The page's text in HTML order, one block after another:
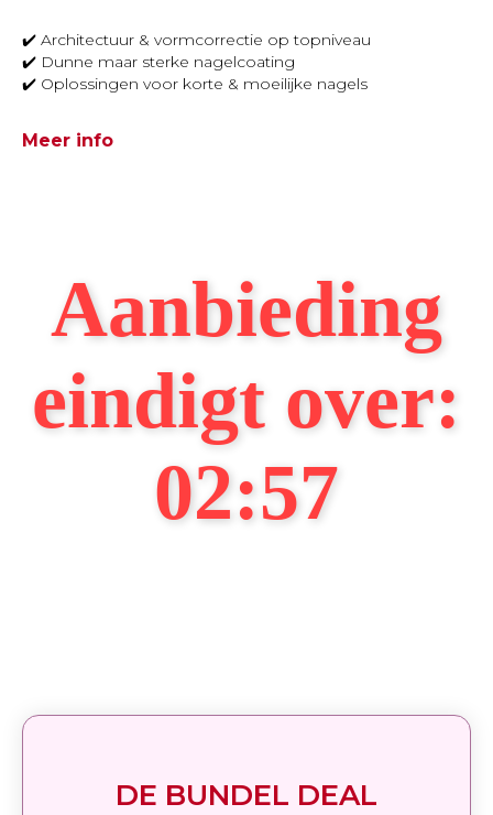
✔️ Architectuur & vormcorrectie op topniveau
✔️ Dunne maar sterke nagelcoating
✔️ Oplossingen voor korte & moeilijke nagels
Meer info
Aanbieding
eindigt over:
02:56
DE BUNDEL DEAL